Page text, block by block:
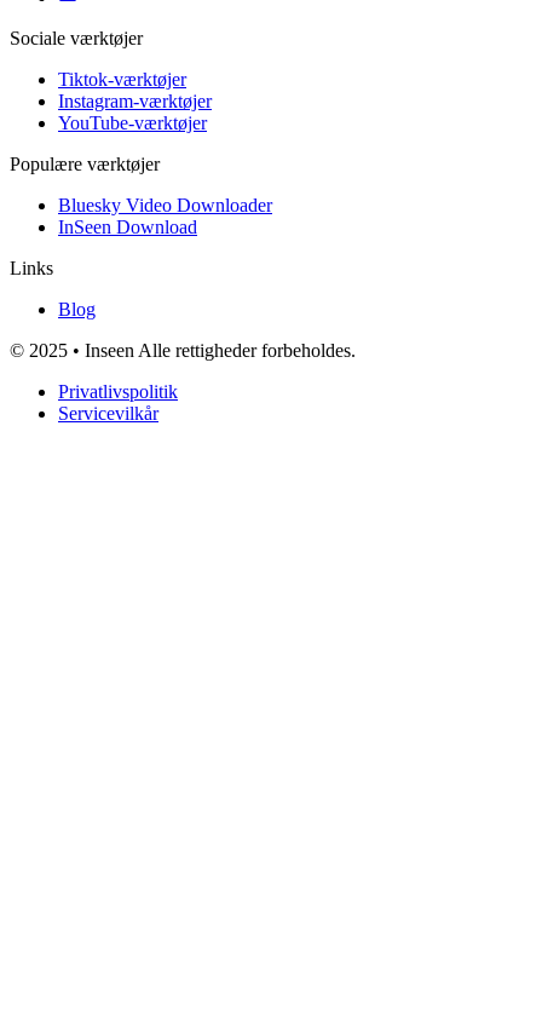
Sociale værktøjer
Tiktok-værktøjer
Instagram-værktøjer
YouTube-værktøjer
Populære værktøjer
Bluesky Video Downloader
InSeen Download
Links
Blog
© 2025 • Inseen Alle rettigheder forbeholdes.
Privatlivspolitik
Servicevilkår